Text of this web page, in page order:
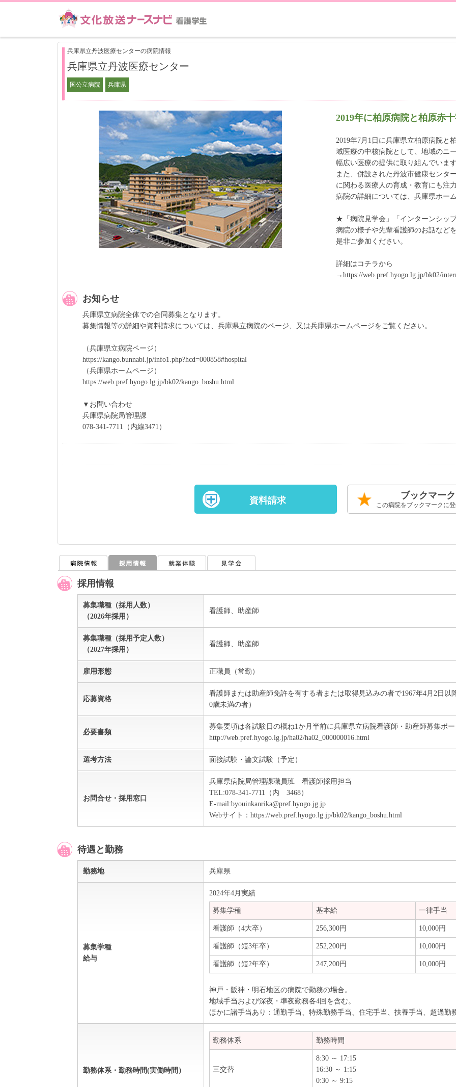
兵庫県立丹波医療センターの病院情報
兵庫県立丹波医療センター
国公立病院 兵庫県
2019年に柏原病院と柏原赤
2019年7月1日に兵庫県立柏原病院と
域医療の中核病院として、地域のニ
幅広い医療の提供に取り組んでいま
また、併設された丹波市健康センタ
に関わる医療人の育成・教育にも注
病院の詳細については、兵庫県ホー
★「病院見学会」「インターンシッ
病院の様子や先輩看護師のお話など
是非ご参加ください。
詳細はコチラから
→https://web.pref.hyogo.lg.jp/bk02/
お知らせ
兵庫県立病院全体での合同募集となります。
募集情報等の詳細や資料請求については、兵庫県立病院のページ、又は兵庫県ホームページをご覧ください。
（兵庫県立病院ページ）
https://kango.bunnabi.jp/info1.php?hcd=000858#hospital
（兵庫県ホームページ）
https://web.pref.hyogo.lg.jp/bk02/kango_boshu.html
▼お問い合わせ
兵庫県病院局管理課
078-341-7711（内線3471）
資料請求 ブックマーク
この病院をブックマークに
採用情報
募集職種（採用人数）
（2026年採用）
看護師、助産師
募集職種（採用予定人数）
（2027年採用）
看護師、助産師
雇用形態 正職員（常勤）
応募資格
看護師または助産師免許を有する者または取得見込みの者で1967年4月2日以
0歳未満の者）
必要書類
募集要項は各試験日の概ね1か月半前に兵庫県立病院看護師・助産師募集ポ
http://web.pref.hyogo.lg.jp/ha02/ha02_000000016.html
選考方法 面接試験・論文試験（予定）
お問合せ・採用窓口
兵庫県病院局管理課職員班 看護師採用担当
TEL:078-341-7711（内 3468）
E-mail:byouinkanrika@pref.hyogo.jg.jp
Webサイト：https://web.pref.hyogo.lg.jp/bk02/kango_boshu.html
待遇と勤務
勤務地 兵庫県
募集学種
給与
2024年4月実績
募集学種 基本給 一律手当
看護師（4大卒） 256,300円 10,000円
看護師（短3年卒） 252,200円 10,000円
看護師（短2年卒） 247,200円 10,000円
神戸・阪神・明石地区の病院で勤務の場合。
地域手当および深夜・準夜勤務各4回を含む。
ほかに諸手当あり：通勤手当、特殊勤務手当、住宅手当、扶養手当、超過勤
勤務体系・勤務時間(実働時間）
勤務体系 勤務時間
三交替
8:30 ～ 17:15
16:30 ～ 1:15
0:30 ～ 9:15